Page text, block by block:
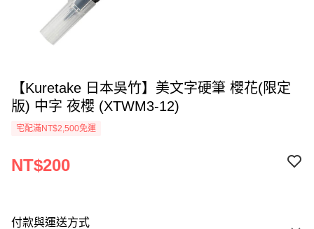
【Kuretake 日本吳竹】美文字硬筆 櫻花(限定
版) 中字 夜櫻 (XTWM3-12)
宅配滿NT$2,500免運
NT$200
付款與運送方式